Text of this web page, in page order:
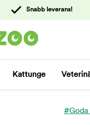
Snabb leverans!
Kattunge
#Goda